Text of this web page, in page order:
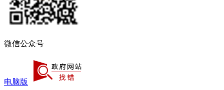
微信公众号
电脑版